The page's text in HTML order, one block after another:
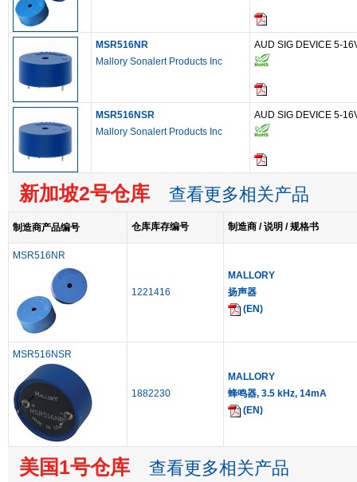
MSR516NR
Mallory Sonalert Products Inc
AUD SIG DEVICE 5-
MSR516NSR
Mallory Sonalert Products Inc
AUD SIG DEVICE 5-
新加坡2号仓库 查看更多相关产品
制造商产品编号 仓库库存编号 制造商 / 说明 / 规格书
MSR516NR
1221416
MALLORY
扬声器
(EN)
MSR516NSR
1882230
MALLORY
蜂鸣器, 3.5 kHz, 14mA
(EN)
美国1号仓库 查看更多相关产品